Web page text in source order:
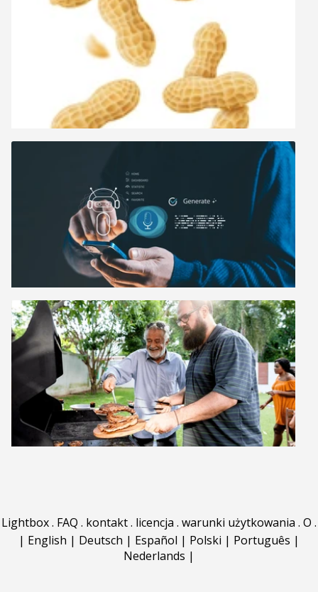
Lightbox. FAQ . kontakt. licencja . warunki użytkowania . O .
| English | Deutsch | Español | Polski | Português |
Nederlands |